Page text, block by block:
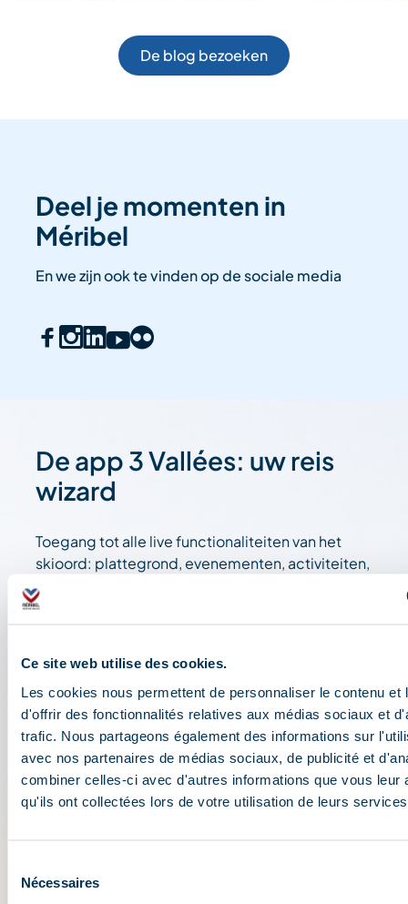
Ce site web utilise des cookies.
Les cookies nous permettent de personnaliser le contenu et
d'offrir des fonctionnalités relatives aux médias sociaux et
trafic. Nous partageons également des informations sur
avec nos partenaires de médias sociaux, de publicité et
combiner celles-ci avec d'autres informations que vous leur
qu'ils ont collectées lors de votre utilisation de leurs
Nécessaires
De blog bezoeken
Deel je momenten in
Méribel
En we zijn ook te vinden op de sociale media
De app 3 Vallées: uw reis
wizard
Toegang tot alle live functionaliteiten van het
skioord: plattegrond, evenementen, activiteiten,
restaurants, pendelbussen, parkeerplaatsen.
Bereid uw dag in het (hart van het) skigebied Les